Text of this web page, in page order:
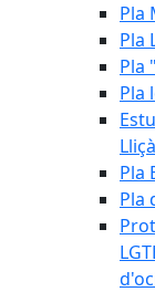
Pla
Pla
Pla
Pla
Pla
Pla